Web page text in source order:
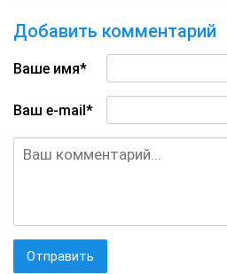
Добавить комментарий
Ваше имя*
Ваш e-mail*